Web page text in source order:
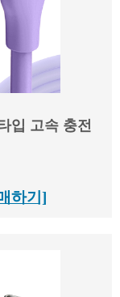
입 고속 충전
하기]